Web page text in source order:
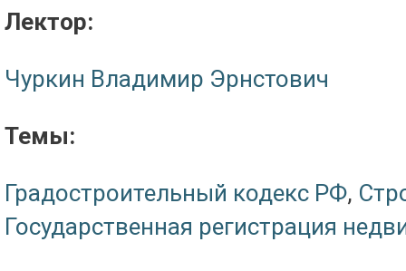
Лектор:
Чуркин Владимир Эрнстович
Темы:
Градостроительный кодекс РФ,
Государственная регистрация